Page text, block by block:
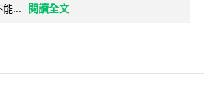
能...
閱讀全文